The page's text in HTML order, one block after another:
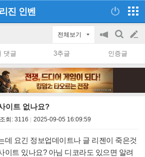
진 인벤
전체보기
공
on/off
검
색
글
쓰
댓글 3추글 인증글
이트 없나요?
조회: 3116 2025-09-05 16:09:59
데 요긴 정보업데이트나 글 리젠이 죽은것
이트 있나요? 아님 디코라도 있으면 알려